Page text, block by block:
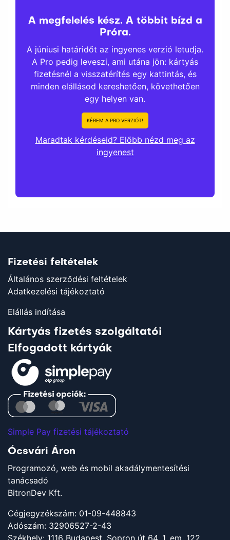
A megfelelés kész. A többit bízd a
Próra.
A júniusi határidőt az ingyenes verzió letudja.
A Pro pedig leveszi, ami utána jön: kártyás
fizetésnél a visszatérítés egy kattintás, és
minden elállásod kereshetően, követhetően
egy helyen van.
KÉREM A PRO VERZIÓT!
Maradtak kérdéseid? Előbb nézd meg az
ingyenest
Fizetési feltételek
Általános szerződési feltételek
Adatkezelési tájékoztató
Elállás indítása
Kártyás fizetés szolgáltatói
Elfogadott kártyák
Simple Pay fizetési tájékoztató
Ócsvári Áron
Programozó, web és mobil akadálymentesítési
tanácsadó
BitronDev Kft.
Cégjegyzékszám: 01-09-448843
Adószám: 32906527-2-43